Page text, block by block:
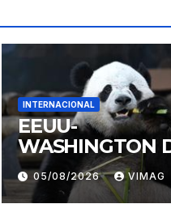
INTERNACIONAL
EEUU-
WASHINGTON
PANDA
BAO LI-
05/08/2026 VIMAG